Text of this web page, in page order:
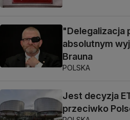
"Delegalizacja
absolutnym
Brauna
POLSKA
Jest decyzja
przeciwko